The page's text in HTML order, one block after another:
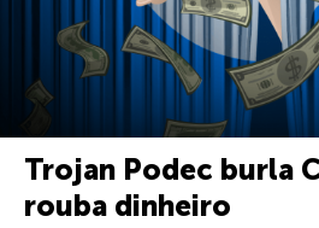
Trojan Podec burla
rouba dinheiro